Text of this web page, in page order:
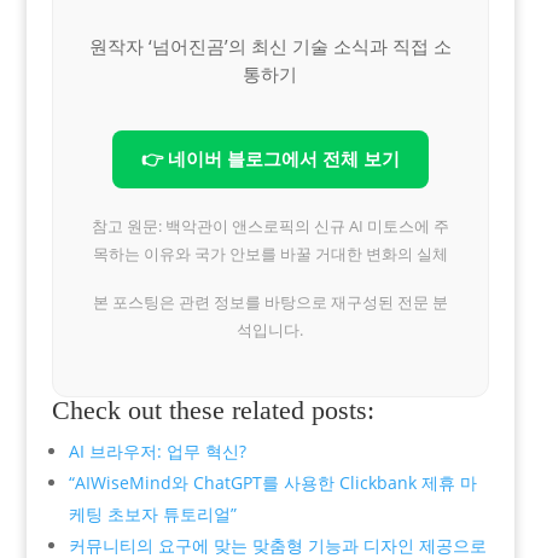
원작자 ‘넘어진곰’의 최신 기술 소식과 직접 소
통하기
👉 네이버 블로그에서 전체 보기
참고 원문: 백악관이 앤스로픽의 신규 AI 미토스에 주
목하는 이유와 국가 안보를 바꿀 거대한 변화의 실체
본 포스팅은 관련 정보를 바탕으로 재구성된 전문 분
석입니다.
Check out these related posts:
AI 브라우저: 업무 혁신?
“AIWiseMind와 ChatGPT를 사용한 Clickbank 제휴 마
케팅 초보자 튜토리얼”
커뮤니티의 요구에 맞는 맞춤형 기능과 디자인 제공으로